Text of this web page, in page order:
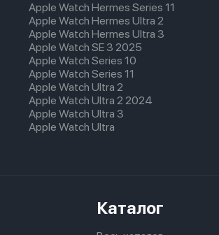
Apple Watch Hermes Series 11
Apple Watch Hermes Ultra 2
Apple Watch Hermes Ultra 3
Apple Watch SE 3 2025
Apple Watch Series 10
Apple Watch Series 11
Apple Watch Ultra 2
Apple Watch Ultra 2 2024
Apple Watch Ultra 3
Apple Watch Ultra
Каталог